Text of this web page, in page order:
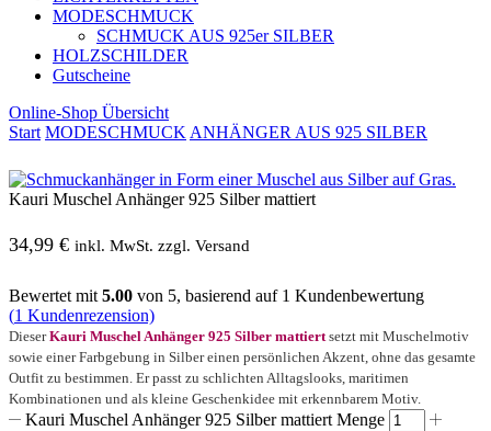
MODESCHMUCK
SCHMUCK AUS 925er SILBER
HOLZSCHILDER
Gutscheine
Online-Shop Übersicht
Start MODESCHMUCK ANHÄNGER AUS 925 SILBER
Kauri Muschel Anhänger 925 Silber mattiert
34,99 € inkl. MwSt. zzgl. Versand
Bewertet mit 5.00 von 5, basierend auf 1 Kundenbewertung
(1 Kundenrezension)
DieserKauri Muschel Anhänger 925 Silber mattiertsetzt mit Muschelmotiv
sowie einer Farbgebung in Silber einen persönlichen Akzent, ohne das gesamte
Outfit zu bestimmen. Er passt zu schlichten Alltagslooks, maritimen
Kombinationen und als kleine Geschenkidee mit erkennbarem Motiv.
Kauri Muschel Anhänger 925 Silber mattiert Menge